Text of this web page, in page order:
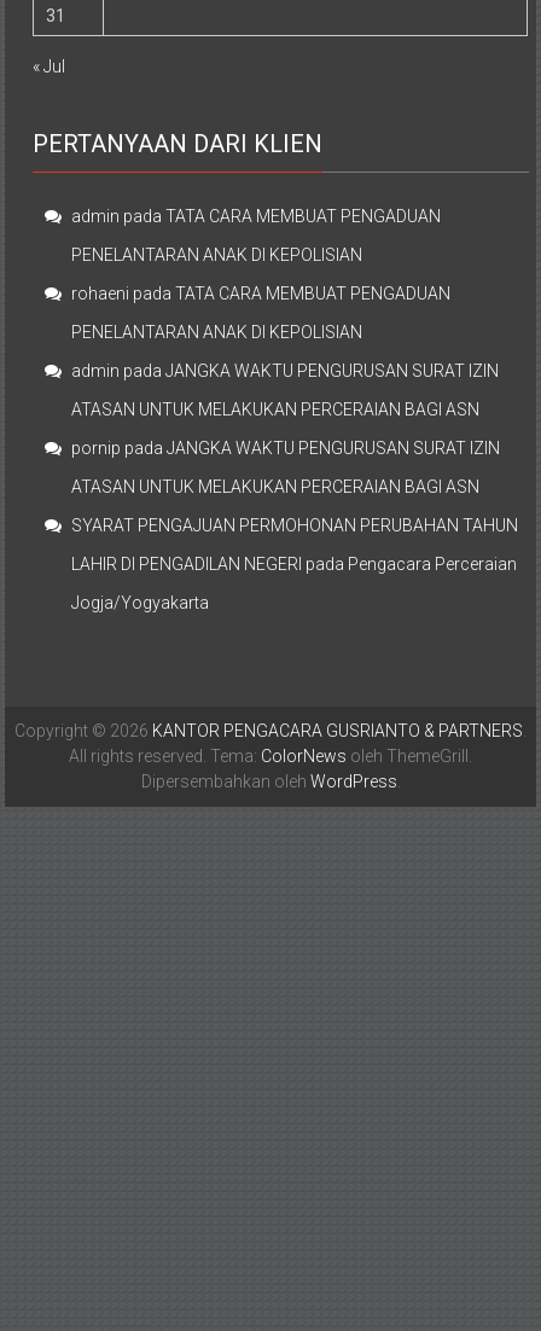
31
« Jul
PERTANYAAN DARI KLIEN
admin padaTATA CARA MEMBUAT PENGADUAN
PENELANTARAN ANAK DI KEPOLISIAN
rohaeni padaTATA CARA MEMBUAT PENGADUAN
PENELANTARAN ANAK DI KEPOLISIAN
admin padaJANGKA WAKTU PENGURUSAN SURAT IZIN
ATASAN UNTUK MELAKUKAN PERCERAIAN BAGI ASN
pornip padaJANGKA WAKTU PENGURUSAN SURAT IZIN
ATASAN UNTUK MELAKUKAN PERCERAIAN BAGI ASN
SYARAT PENGAJUAN PERMOHONAN PERUBAHAN TAHUN
LAHIR DI PENGADILAN NEGERI pada Pengacara Perceraian
Jogja/Yogyakarta
Copyright © 2026 KANTOR PENGACARA GUSRIANTO & PARTNERS
All rights reserved. Tema: ColorNews oleh ThemeGrill.
Dipersembahkan oleh WordPress